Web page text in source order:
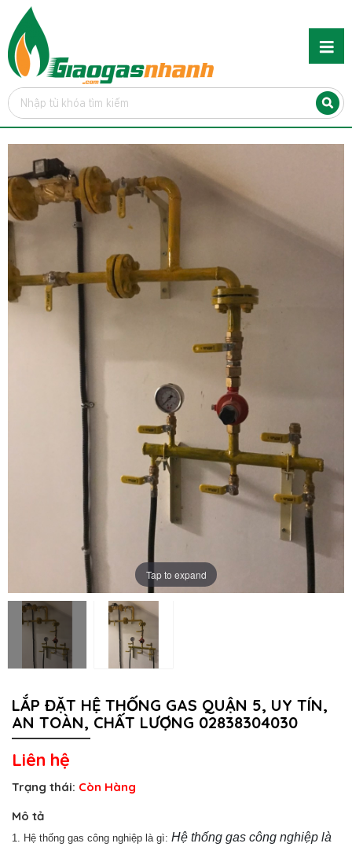
Tap to expand
LẮP ĐẶT HỆ THỐNG GAS QUẬN 5, UY TÍN,
AN TOÀN, CHẤT LƯỢNG 02838304030
Liên hệ
Trạng thái: Còn Hàng
Mô tả
1. Hệ thống gas công nghiệp là gì: Hệ thống gas công nghiệp là